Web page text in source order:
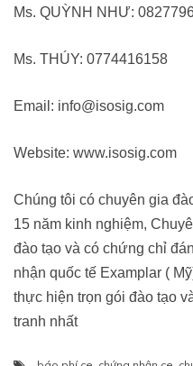
Ms. QUỲNH NHƯ:
Ms. THÚY: 0774416158
Email: info@isosig.com
Website: www.isosig.com
Chúng tôi có chuyên gia
15 năm kinh nghiệm,
đào tạo và có chứng chỉ
nhận quốc tế Examplar (
thực hiện trọn gói đào tạo
tranh nhất